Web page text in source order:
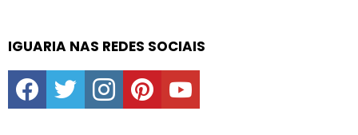
IGUARIA NAS REDES SOCIAIS
facebooktwitter instagrampinterestyoutube